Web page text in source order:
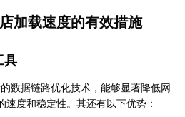
加载速度的有效措施
具
数据链路优化技术，能够显著降低网
度和稳定性。其还有以下优势：